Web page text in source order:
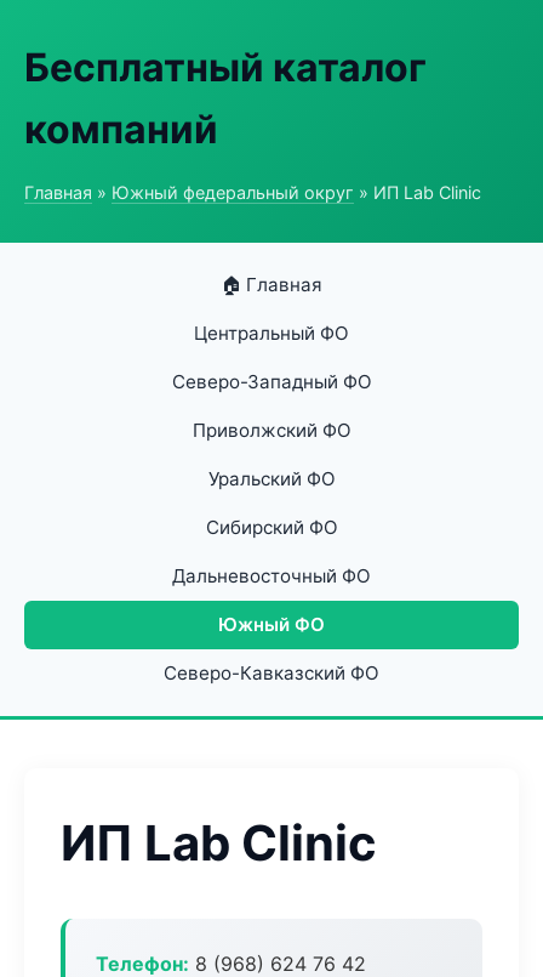
Бесплатный каталог
компаний
Главная » Южный федеральный округ » ИП Lab Clinic
🏠 Главная
Центральный ФО
Северо-Западный ФО
Приволжский ФО
Уральский ФО
Сибирский ФО
Дальневосточный ФО
Южный ФО
Северо-Кавказский ФО
ИП Lab Clinic
Телефон: 8 (968) 624 76 42